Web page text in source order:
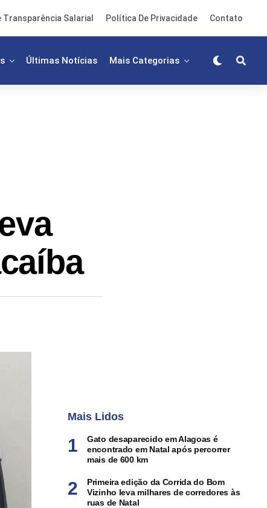
Transparência Salarial Política De Privacidade Contato
Últimas Notícias Mais Categorias
Mais Lidos
Gato desaparecido em Alagoas é
encontrado em Natal após percorrer
mais de 600 km
Primeira edição da Corrida do Bom
Vizinho leva milhares de corredores às
ruas de Natal